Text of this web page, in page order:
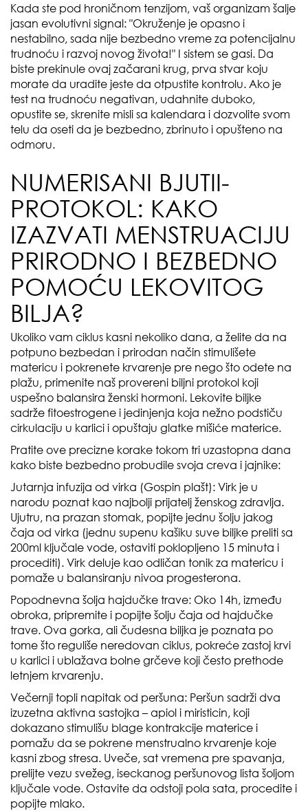
Kada ste pod hroničnom tenzijom, vaš organizam šalje
jasan evolutivni signal: "Okruženje je opasno i
nestabilno, sada nije bezbedno vreme za potencijalnu
trudnoću i razvoj novog života!" I sistem se gasi. Da
biste prekinule ovaj začarani krug, prva stvar koju
morate da uradite jeste da otpustite kontrolu. Ako je
test na trudnoću negativan, udahnite duboko,
opustite se, skrenite misli sa kalendara i dozvolite svom
telu da oseti da je bezbedno, zbrinuto i opušteno na
odmoru.
NUMERISANI BJUTII-
PROTOKOL: KAKO
IZAZVATI MENSTRUACIJU
PRIRODNO I BEZBEDNO
POMOĆU LEKOVITOG
BILJA?
Ukoliko vam ciklus kasni nekoliko dana, a želite da na
potpuno bezbedan i prirodan način stimulišete
matericu i pokrenete krvarenje pre nego što odete na
plažu, primenite naš provereni biljni protokol koji
uspešno balansira ženski hormoni. Lekovite biljke
sadrže fitoestrogene i jedinjenja koja nežno podstiču
cirkulaciju u karlici i opuštaju glatke mišiće materice.
Pratite ove precizne korake tokom tri uzastopna dana
kako biste bezbedno probudile svoja creva i jajnike:
Jutarnja infuzija od virka (Gospin plašt): Virk je u
narodu poznat kao najbolji prijatelj ženskog zdravlja.
Ujutru, na prazan stomak, popijte jednu šolju jakog
čaja od virka (jednu supenu kašiku suve biljke preliti sa
200ml ključale vode, ostaviti poklopljeno 15 minuta i
procediti). Virk deluje kao odličan tonik za matericu i
pomaže u balansiranju nivoa progesterona.
Popodnevna šolja hajdučke trave: Oko 14h, između
obroka, pripremite i popijte šolju čaja od hajdučke
trave. Ova gorka, ali čudesna biljka je poznata po
tome što reguliše neredovan ciklus, pokreće zastoj krvi
u karlici i ublažava bolne grčeve koji često prethode
letnjem krvarenju.
Večernji topli napitak od peršuna: Peršun sadrži dva
izuzetna aktivna sastojka – apiol i miristicin, koji
dokazano stimulišu blage kontrakcije materice i
pomažu da se pokrene menstrualno krvarenje koje
kasni zbog stresa. Uveče, sat vremena pre spavanja,
prelijte vezu svežeg, iseckanog peršunovog lista šoljom
ključale vode. Ostavite da odstoji pola sata, procedite i
popijte mlako.